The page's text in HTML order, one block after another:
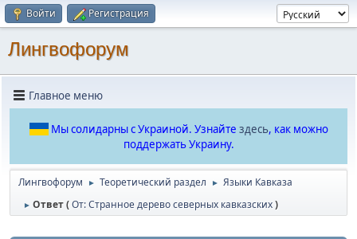
Войти Регистрация
Лингвофорум
Главное меню
Мы солидарны с Украиной. Узнайте здесь, как можно
поддержать Украину.
Лингвофорум ► Теоретический раздел ► Языки Кавказа
► Ответ (От: Странное дерево северных кавказских)